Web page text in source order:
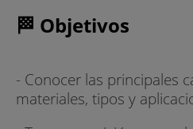
🏁 Objetivos
- Conocer las principales
materiales, tipos y